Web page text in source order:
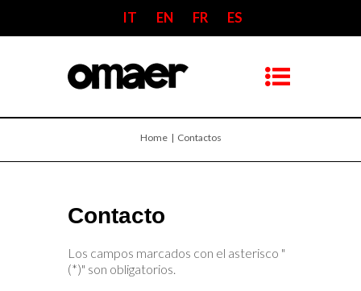
IT EN FR ES
Home| Contactos
Contacto
Los campos marcados con el asterisco "
(*)" son obligatorios.